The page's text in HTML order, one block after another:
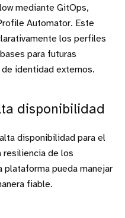
mediante GitOps,
Automator. Este
los perfiles
para futuras
identidad externos.
disponibilidad
disponibilidad para el
resiliencia de los
plataforma pueda manejar
fiable.